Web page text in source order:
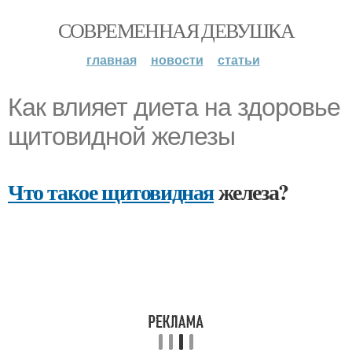
СОВРЕМЕННАЯ ДЕВУШКА
главная новости статьи
Как влияет диета на здоровье
щитовидной железы
Что такое щитовиднаяжелеза?